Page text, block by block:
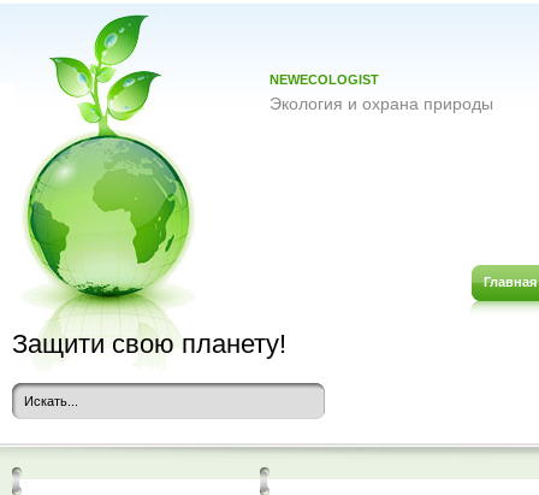
NEWECOLOGIST
Экология и охрана природы
Главная
Защити свою планету!